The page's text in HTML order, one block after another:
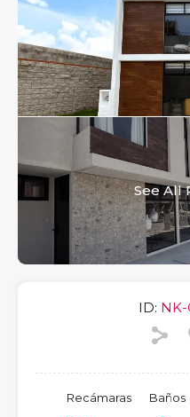
See All
ID: NK-
Recámaras Baños